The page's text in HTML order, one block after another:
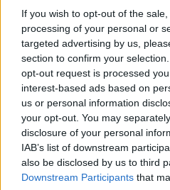
If you wish to opt-out of the
processing of your personal or
targeted advertising by us,
section to confirm your
opt-out request is processed
interest-based ads based on
us or personal information
your opt-out. You may
disclosure of your personal
IAB’s list of downstream
also be disclosed by us to third
Downstream Participants that
Hasznos
Impresszum
Szerzői jogok
Adatvédelmi
Cookie-kezelési